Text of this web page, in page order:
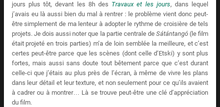
jours plus tôt, devant les 8h des Travaux et les jours, dans lequel
j’avais eu là aussi bien du mal à rentrer : le problème vient donc peut-
être simplement de ma lenteur à adopter le rythme de croisière de tels
projets. Je dois aussi noter que la partie centrale deSátántangó (le film
était projeté en trois parties) m’a de loin semblée la meilleure, et c’est
certes peut-être parce que les scènes (dont celle d’Etski) y sont plus
fortes, mais aussi sans doute tout bêtement parce que c’est durant
celle-ci que j’étais au plus près de l’écran, à même de vivre les plans
dans leur détail et leur texture, et non seulement pour ce qu’ils avaient
à cadrer ou à montrer… Là se trouve peut-être une clé d’appréciation
du film.